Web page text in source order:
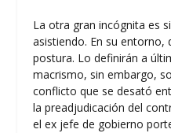
La otra gran incógnita es
asistiendo. En su
postura. Lo definirán a
macrismo, sin embargo,
conflicto que se desató
la preadjudicación del
el ex jefe de gobierno